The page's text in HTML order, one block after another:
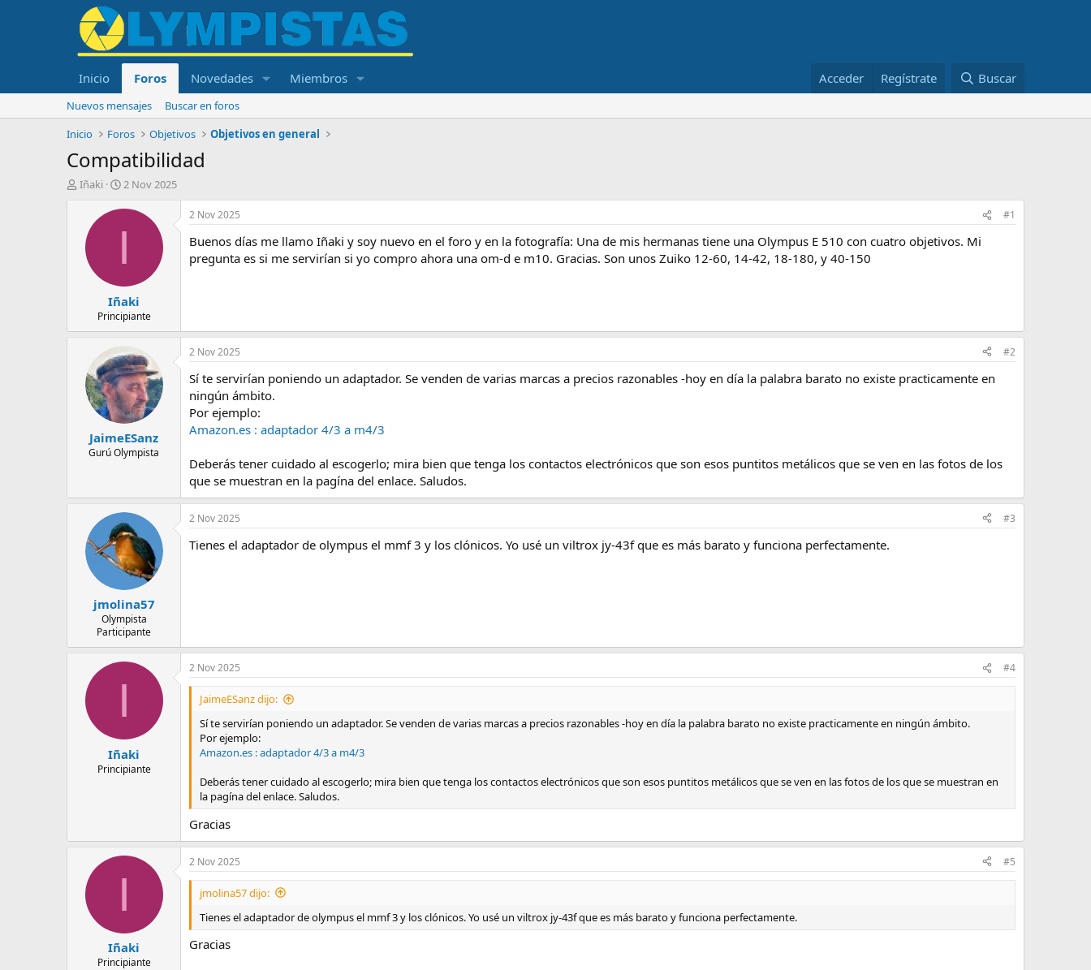
Inicio Foros Novedades Miembros Acceder Regístrate Buscar
Nuevos mensajes
Buscar en foros
Inicio
Foros Objetivos Objetivos en general
Compatibilidad
I
e
m
Iñaki
F
c
i
n
i
c
i
o
2 Nov 2025
I
Iñaki
Principiante
2 Nov 2025 #1
Buenos días me llamo Iñaki y soy nuevo en el foro y en la fotografía: Una de mis hermanas tiene una Olympus E 510 con cuatro objetivos. Mi
pregunta es si me servirían si yo compro ahora una om-d e m10. Gracias. Son unos Zuiko 12-60, 14-42, 18-180, y 40-150
JaimeESanz
Gurú Olympista
2 Nov 2025 #2
Sí te servirían poniendo un adaptador. Se venden de varias marcas a precios razonables -hoy en día la palabra barato no existe practicamente en
ningún ámbito.
Por ejemplo:
Amazon.es : adaptador 4/3 a m4/3
Deberás tener cuidado al escogerlo; mira bien que tenga los contactos electrónicos que son esos puntitos metálicos que se ven en las fotos de los
que se muestran en la pagína del enlace. Saludos.
jmolina57
Olympista
Participante
2 Nov 2025 #3
Tienes el adaptador de olympus el mmf 3 y los clónicos. Yo usé un viltrox jy-43f que es más barato y funciona perfectamente.
I
Iñaki
Principiante
2 Nov 2025 #4
JaimeESanz dijo:
Sí te servirían poniendo un adaptador. Se venden de varias marcas a precios razonables -hoy en día la palabra barato no existe practicamente en ningún ámbito.
Por ejemplo:
Amazon.es : adaptador 4/3 a m4/3
Deberás tener cuidado al escogerlo; mira bien que tenga los contactos electrónicos que son esos puntitos metálicos que se ven en las fotos de los que se muestran en
la pagína del enlace. Saludos.
Gracias
I
Iñaki
Principiante
2 Nov 2025 #5
jmolina57 dijo:
Tienes el adaptador de olympus el mmf 3 y los clónicos. Yo usé un viltrox jy-43f que es más barato y funciona perfectamente.
Gracias